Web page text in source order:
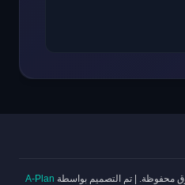
تم التصميم بواسطة A-Plan